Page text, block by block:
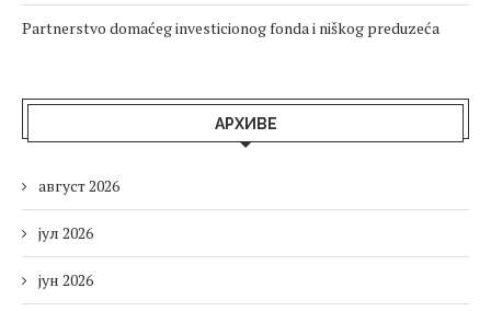
Partnerstvo domaćeg investicionog fonda i niškog preduzeća
АРХИВЕ
август 2026
јул 2026
јун 2026